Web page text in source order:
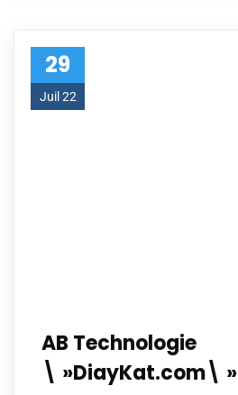
29
Juil 22
AB Technologie
\ »DiayKat.com\ »